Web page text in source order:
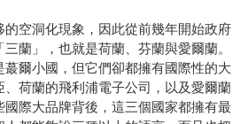
的空洞化現象，因此從前幾年開始政府
蘭」，也就是荷蘭、芬蘭與愛爾蘭。
爾小國，但它們卻都擁有國際性的大
荷蘭的飛利浦電子公司，以及愛爾蘭
國際大品牌背後，這三個國家都擁有最